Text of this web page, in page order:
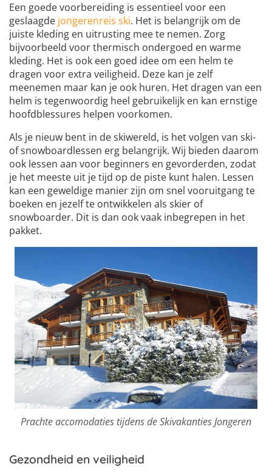
Een goede voorbereiding is essentieel voor een
geslaagde jongerenreis ski. Het is belangrijk om de
juiste kleding en uitrusting mee te nemen. Zorg
bijvoorbeeld voor thermisch ondergoed en warme
kleding. Het is ook een goed idee om een helm te
dragen voor extra veiligheid. Deze kan je zelf
meenemen maar kan je ook huren. Het dragen van een
helm is tegenwoordig heel gebruikelijk en kan ernstige
hoofdblessures helpen voorkomen.
Als je nieuw bent in de skiwereld, is het volgen van ski-
of snowboardlessen erg belangrijk. Wij bieden daarom
ook lessen aan voor beginners en gevorderden, zodat
je het meeste uit je tijd op de piste kunt halen. Lessen
kan een geweldige manier zijn om snel vooruitgang te
boeken en jezelf te ontwikkelen als skier of
snowboarder. Dit is dan ook vaak inbegrepen in het
pakket.
Prachte accomodaties tijdens de Skivakanties Jongeren
Gezondheid en veiligheid